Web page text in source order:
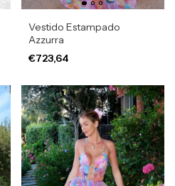
Vestido Estampado
Azzurra
€723,64